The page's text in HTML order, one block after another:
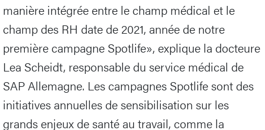
manière intégrée entre le champ médical et le
champ des RH date de 2021, année de notre
première campagne Spotlife», explique la docteure
Lea Scheidt, responsable du service médical de
SAP Allemagne. Les campagnes Spotlife sont des
initiatives annuelles de sensibilisation sur les
grands enjeux de santé au travail, comme la